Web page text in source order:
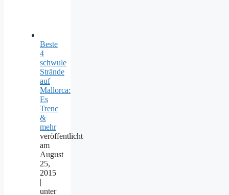
Beste
4
schwule
Strände
auf
Mallorca:
Es
Trenc
&
mehr
veröffentlicht
am
August
25,
2015
|
unter